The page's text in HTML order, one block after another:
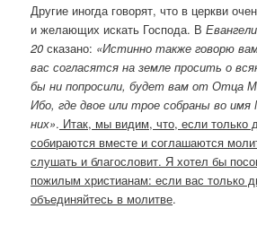
Другие иногда говорят, что в церкви
и желающих искать Господа. В
20 сказано: «Истинно также говорю
вас согласятся на земле просить о
бы ни попросили, будет вам от Отца
Ибо, где двое или трое собраны во
них». Итак, мы видим, что, если только
собираются вместе и соглашаются
слушать и благословит. Я хотел бы
пожилым христианам: если вас только
объединяйтесь в молитве.